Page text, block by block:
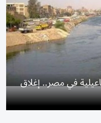
في مصر.. إغلاق